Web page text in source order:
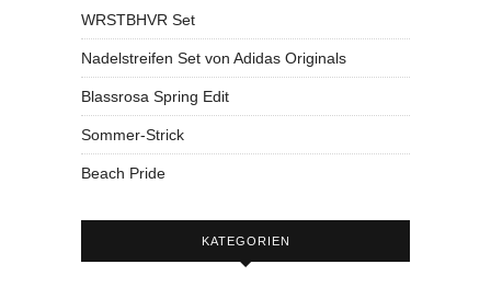
WRSTBHVR Set
Nadelstreifen Set von Adidas Originals
Blassrosa Spring Edit
Sommer-Strick
Beach Pride
KATEGORIEN